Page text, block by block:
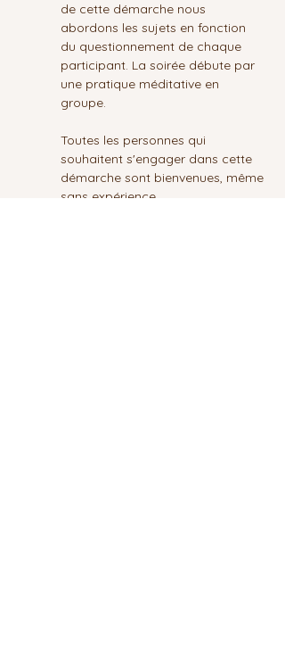
de cette démarche nous
abordons les sujets en fonction
du questionnement de chaque
participant. La soirée débute par
une pratique méditative en
groupe.
Toutes les personnes qui
souhaitent s'engager dans cette
démarche sont bienvenues, même
sans expérience.